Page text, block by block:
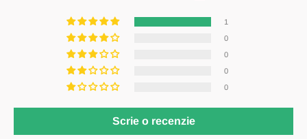
1
0
0
0
0
Scrie o recenzie